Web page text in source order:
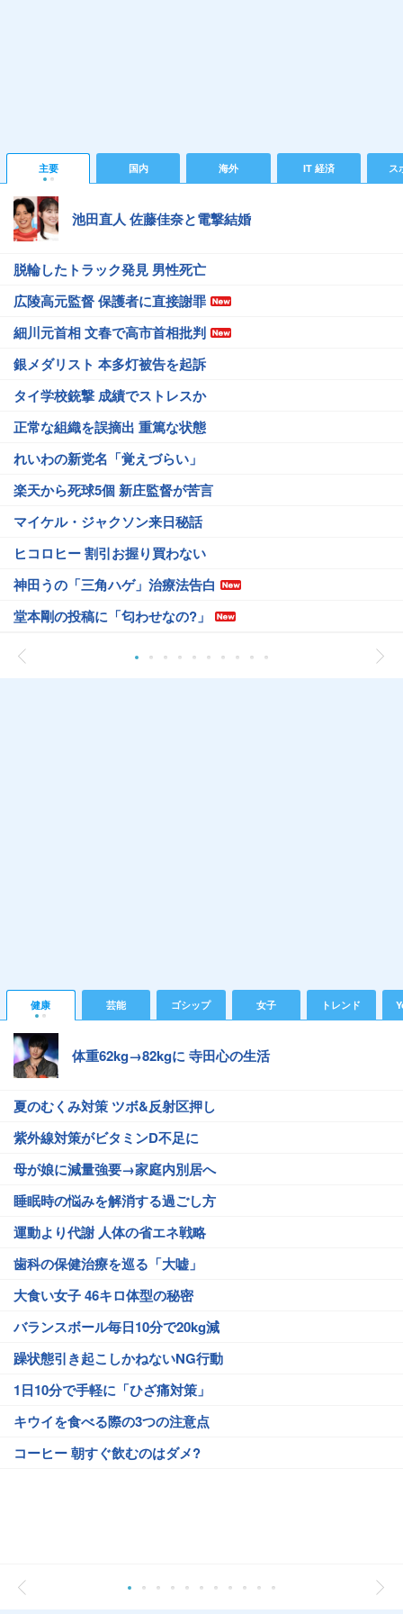
主要 国内 海外 IT 経済 ス
池田直人 佐藤佳奈と電撃結婚
脱輪したトラック発見 男性死亡
広陵高元監督 保護者に直接謝罪
細川元首相 文春で高市首相批判
銀メダリスト 本多灯被告を起訴
タイ学校銃撃 成績でストレスか
正常な組織を誤摘出 重篤な状態
れいわの新党名「覚えづらい」
楽天から死球5個 新庄監督が苦言
マイケル・ジャクソン来日秘話
ヒコロヒー 割引お握り買わない
神田うの「三角ハゲ」治療法告白
堂本剛の投稿に「匂わせなの?」
健康 芸能 ゴシップ 女子 トレンド
体重62kg→82kgに 寺田心の生活
夏のむくみ対策 ツボ&反射区押し
紫外線対策がビタミンD不足に
母が娘に減量強要→家庭内別居へ
睡眠時の悩みを解消する過ごし方
運動より代謝 人体の省エネ戦略
歯科の保健治療を巡る「大嘘」
大食い女子 46キロ体型の秘密
バランスボール毎日10分で20kg減
躁状態引き起こしかねないNG行動
1日10分で手軽に「ひざ痛対策」
キウイを食べる際の3つの注意点
コーヒー 朝すぐ飲むのはダメ?